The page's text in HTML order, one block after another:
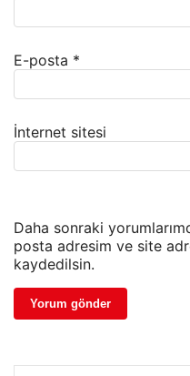
E-posta *
İnternet sitesi
Daha sonraki
posta adresim ve site
kaydedilsin.